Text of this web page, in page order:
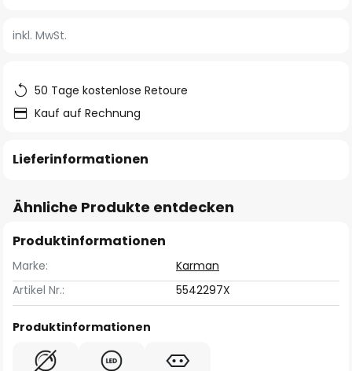
springen
inkl. MwSt.
50 Tage kostenlose Retoure
Kauf auf Rechnung
Lieferinformationen
Ähnliche Produkte entdecken
Produktinformationen
Marke:
Karman
Artikel Nr.:
5542297X
Produktinformationen